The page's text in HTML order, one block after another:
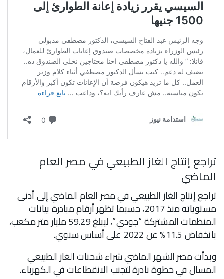
تراجع إنتاج الغاز الطبيعي في مصر العام
الماضي
تراجع إنتاج الغاز الطبيعي في مصر العام الماضي إلى أدنى
مستوياته منذ 2017، حسبما تظهر أرقام مبادرة بيانات
المنظمات المشتركة “جودي”، ليبلغ 59.29 مليار متر مكعب،
بانخفاض 11.5% عن 2022 على أساس سنوي.
وبدأت مصر الشهر الماضي شراء شحنات الغاز الطبيعي
المسال في خطوة نادرة لتجنب الانقطاعات في الكهرباء.